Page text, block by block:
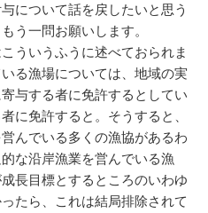
について話を戻したいと思う
う一問お願いします。
ういうふうに述べておられま
る漁場については、地域の実
与する者に免許するとしてい
に免許すると。そうすると、
んでいる多くの漁協があるわ
な沿岸漁業を営んでいる漁
長目標とするところのいわゆ
たら、これは結局排除されて